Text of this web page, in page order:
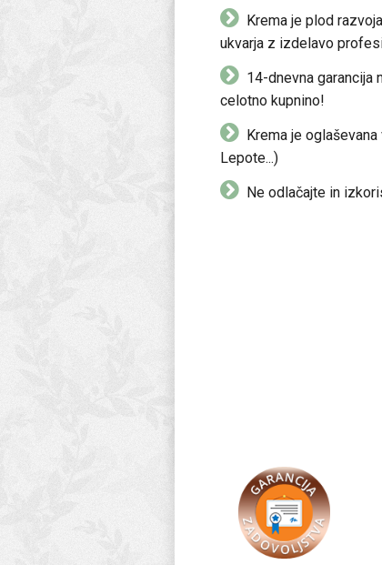
Krema je plod
ukvarja z izdelavo
14-dnevna garancija
celotno kupnino!
Krema je
Lepote...)
Ne odlačajte in